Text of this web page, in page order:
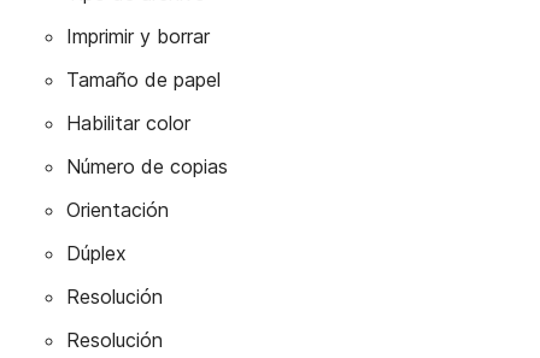
Imprimir y borrar
Tamaño de papel
Habilitar color
Número de copias
Orientación
Dúplex
Resolución
Resolución